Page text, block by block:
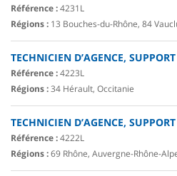
Référence :4231L
Régions : 13 Bouches-du-Rhône, 84
TECHNICIEN D’AGENCE,
Référence :4223L
Régions :34 Hérault, Occitanie
TECHNICIEN D’AGENCE,
Référence :4222L
Régions :69 Rhône, Auvergne-Rhône-